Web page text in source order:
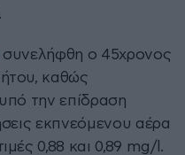
συνελήφθη ο 45χρονος
καθώς
την επίδραση
εκπνεόμενου αέρα
0,88 και 0,89 mg/l.